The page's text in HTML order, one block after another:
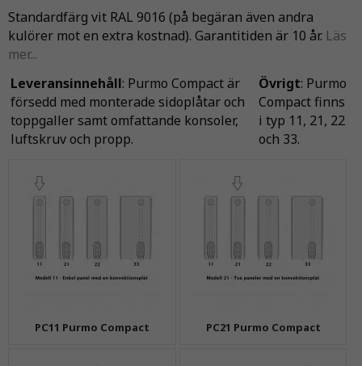
Standardfärg vit RAL 9016 (på begäran även andra
kulörer mot en extra kostnad). Garantitiden är 10 år. Läs
mer...
Leveransinnehåll: Purmo Compact är
försedd med monterade sidoplåtar och
toppgaller samt omfattande konsoler,
luftskruv och propp.
Övrigt: Purmo
Compact finns
i typ 11, 21, 22
och 33.
PC11 Purmo Compact PC21 Purmo Compact